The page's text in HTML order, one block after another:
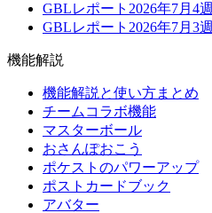
GBLレポート2026年7月4週
GBLレポート2026年7月3週
機能解説
機能解説と使い方まとめ
チームコラボ機能
マスターボール
おさんぽおこう
ポケストのパワーアップ
ポストカードブック
アバター